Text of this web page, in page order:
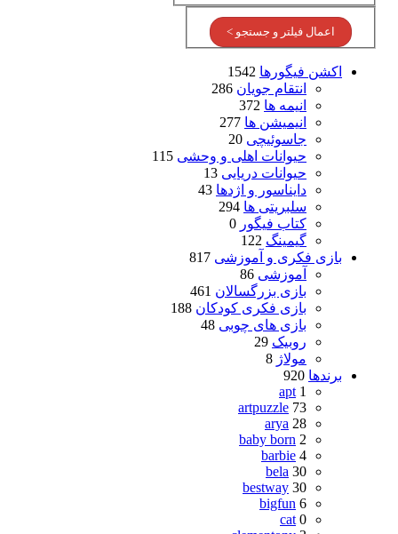
اعمال فیلتر و جستجو >
اکشن فیگورها 1542
انتقام جویان 286
انیمه ها 372
انیمیشن ها 277
جاسوئیچی 20
حیوانات اهلی و وحشی 115
حیوانات دریایی 13
دایناسور و اژدها 43
سلبریتی ها 294
کتاب فیگور 0
گیمینگ 122
بازی فکری و آموزشی 817
آموزشی 86
بازی بزرگسالان 461
بازی فکری کودکان 188
بازی های چوبی 48
روبیک 29
مولاژ
8
برندها
920
apt
artpuzzle
arya
baby born
barbie
bela
bestway
bigfun
cat